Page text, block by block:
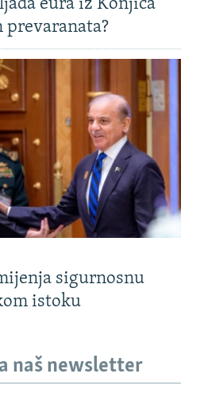
eura iz Konjica
prevaranata?
sigurnosnu
istoku
naš newsletter